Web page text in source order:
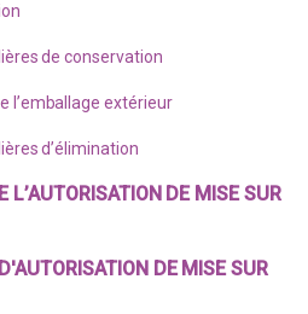
de conservation
l’emballage extérieur
d’élimination
L’AUTORISATION DE MISE SUR
DE MISE SUR